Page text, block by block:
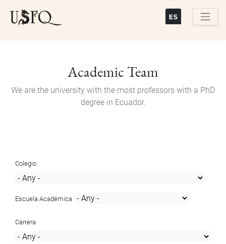
Academic Team
We are the university with the most professors with a PhD
degree in Ecuador.
Colegio
Escuela Académica
Carrera